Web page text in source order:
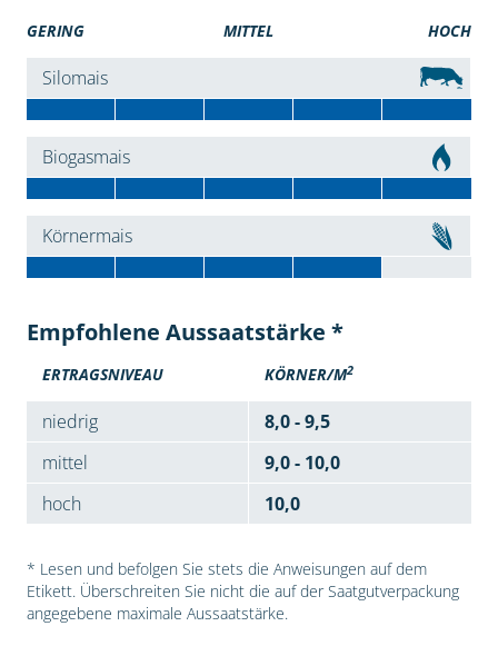
GERING MITTEL HOCH
Silomais
Biogasmais
Körnermais
Empfohlene Aussaatstärke *
ERTRAGSNIVEAU KÖRNER/M2
niedrig
8,0 - 9,5
mittel
9,0 - 10,0
hoch
10,0
* Lesen und befolgen Sie stets die Anweisungen auf dem
Etikett. Überschreiten Sie nicht die auf der Saatgutverpackung
angegebene maximale Aussaatstärke.